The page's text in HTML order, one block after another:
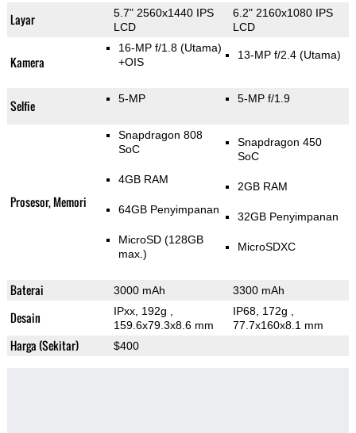
Layar
5.7" 2560x1440 IPS
LCD
6.2" 2160x1080 IPS
LCD
Kamera
16-MP f/1.8 (Utama)
+OIS
13-MP f/2.4 (Utama)
Selfie 5-MP 5-MP f/1.9
Prosesor, Memori
Snapdragon 808
SoC
4GB RAM
64GB Penyimpanan
MicroSD (128GB
max.)
Snapdragon 450
SoC
2GB RAM
32GB Penyimpanan
MicroSDXC
Baterai 3000 mAh 3300 mAh
Desain IPxx, 192g
159.6x79.3x8.6 mm
IP68, 172g
77.7x160x8.1 mm
Harga (Sekitar) $400